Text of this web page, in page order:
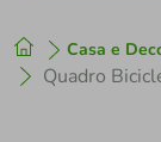
Casa e
1º tenis